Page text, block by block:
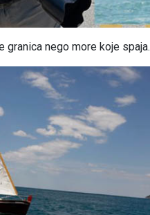
granica nego more koje spaja.